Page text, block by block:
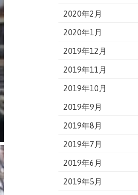
2020年2月
2020年1月
2019年12月
2019年11月
2019年10月
2019年9月
2019年8月
2019年7月
2019年6月
2019年5月